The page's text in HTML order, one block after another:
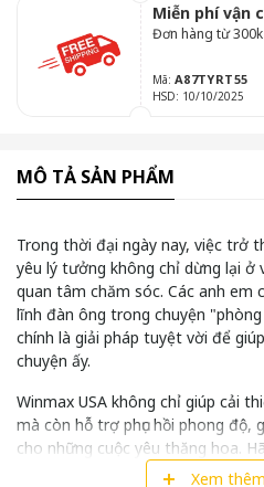
Miễn phí vận
Đơn hàng từ 300k
Mã: A87TYRT55
HSD: 10/10/2025
MÔ TẢ SẢN PHẨM
Trong thời đại ngày nay, việc trở
yêu lý tưởng không chỉ dừng lại ở
quan tâm chăm sóc. Các anh em
lĩnh đàn ông trong chuyện
chính là giải pháp tuyệt vời để
chuyện ấy.
Winmax USA không chỉ giúp cải
mà còn hỗ trợ phục hồi phong độ,
cho những cuộc yêu thăng hoa.
ấy cùng nhau lên đỉnh, hoà
Xem